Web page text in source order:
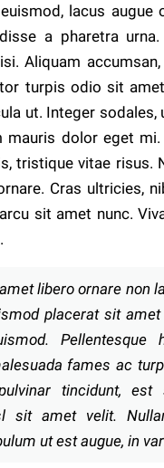
lacus augue
a pharetra
Aliquam
turpis odio sit
ut. Integer sodales,
dolor eget
tristique vitae risus.
Cras ultricies,
sit amet nunc.
libero ornare non
placerat sit
Pellentesque
fames ac
tincidunt,
sit amet velit.
ut est augue, in